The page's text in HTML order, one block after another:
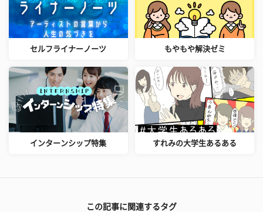
セルフライナーノーツ もやもや解決ゼミ
インターンシップ特集 すれみの大学生あるある
この記事に関連するタグ